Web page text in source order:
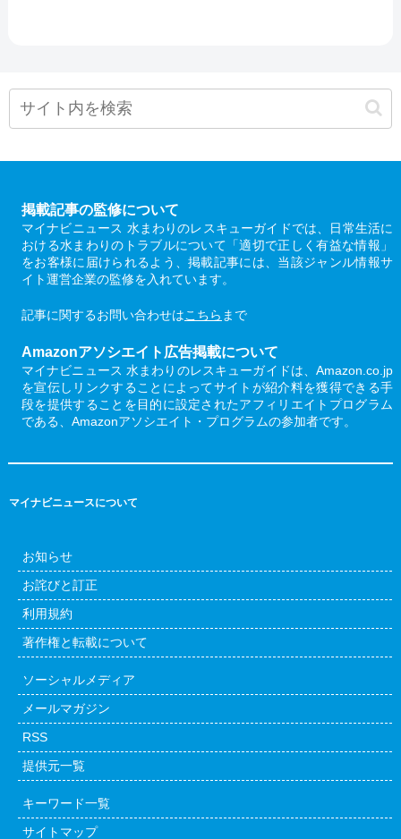
掲載記事の監修について
マイナビニュース 水まわりのレスキューガイドでは、日常生活に
おける水まわりのトラブルについて「適切で正しく有益な情報」
をお客様に届けられるよう、掲載記事には、当該ジャンル情報サ
イト運営企業の監修を入れています。
記事に関するお問い合わせはこちら まで
Amazonアソシエイト広告掲載について
マイナビニュース 水まわりのレスキューガイドは、Amazon.co.jp
を宣伝しリンクすることによってサイトが紹介料を獲得できる手
段を提供することを目的に設定されたアフィリエイトプログラム
である、Amazonアソシエイト・プログラムの参加者です。
マイナビニュースについて
お知らせ
お詫びと訂正
利用規約
著作権と転載について
ソーシャルメディア
メールマガジン
RSS
提供元一覧
キーワード一覧
サイトマップ